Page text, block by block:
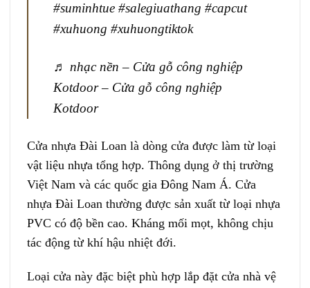
#suminhtue #salegiuathang #capcut
#xuhuong #xuhuongtiktok
♬ nhạc nền – Cửa gỗ công nghiệp
Kotdoor – Cửa gỗ công nghiệp
Kotdoor
Cửa nhựa Đài Loan là dòng cửa được làm từ loại
vật liệu nhựa tổng hợp. Thông dụng ở thị trường
Việt Nam và các quốc gia Đông Nam Á. Cửa
nhựa Đài Loan thường được sản xuất từ loại nhựa
PVC có độ bền cao. Kháng mối mọt, không chịu
tác động từ khí hậu nhiệt đới.
Loại cửa này đặc biệt phù hợp lắp đặt cửa nhà vệ